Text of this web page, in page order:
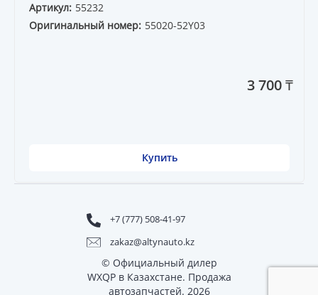
Артикул: 55232
Оригинальный номер: 55020-52Y03
3 700 ₸
Купить
+7 (777) 508-41-97
zakaz@altynauto.kz
© Официальный дилер
WXQP в Казахстане. Продажа
автозапчастей. 2026